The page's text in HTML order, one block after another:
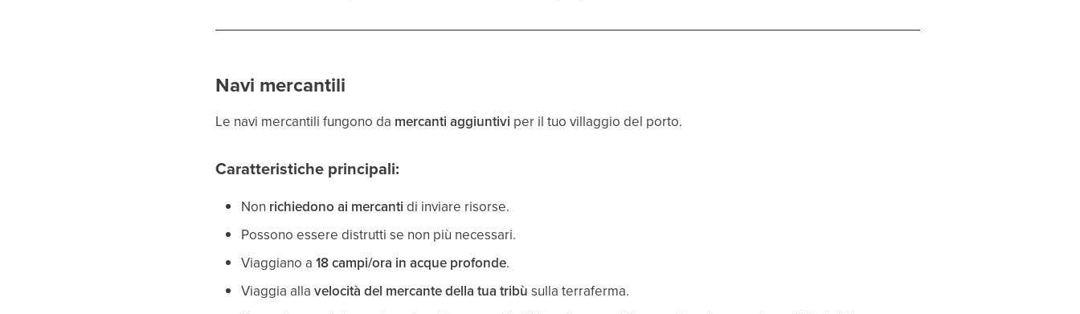
Navi mercantili
Le navi mercantili fungono da mercanti aggiuntivi per il tuo villaggio del porto.
Caratteristiche principali:
Non richiedono ai mercanti di inviare risorse.
Possono essere distrutti se non più necessari.
Viaggiano a18 campi/ora in acque profonde.
Viaggia allavelocità del mercante della tua tribù sulla terraferma.